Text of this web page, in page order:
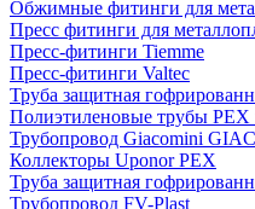
Обжимные фитинги для
Пресс фитинги для
Пресс-фитинги Tiemme
Пресс-фитинги Valtec
Труба защитная
Полиэтиленовые трубы
Трубопровод Giacomini
Коллекторы Uponor PEX
Труба защитная
Трубопровод FV-Plast